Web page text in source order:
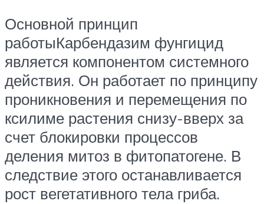
Основной принцип
работыКарбендазим фунгицид
является компонентом системного
действия. Он работает по принципу
проникновения и перемещения по
ксилиме растения снизу-вверх за
счет блокировки процессов
деления митоз в фитопатогене. В
следствие этого останавливается
рост вегетативного тела гриба.